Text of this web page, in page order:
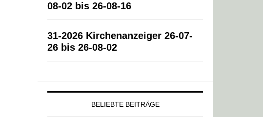
08-02 bis 26-08-16
31-2026 Kirchenanzeiger 26-07-
26 bis 26-08-02
BELIEBTE BEITRÄGE